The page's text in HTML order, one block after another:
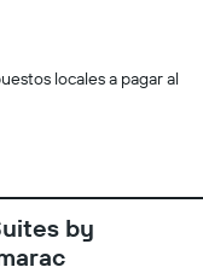
locales a pagar al
by